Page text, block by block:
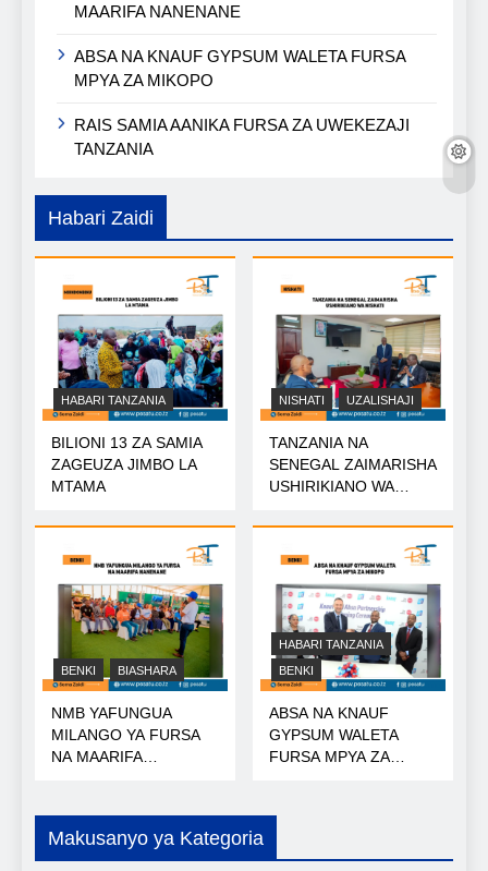
MAARIFA NANENANE
ABSA NA KNAUF GYPSUM WALETA FURSA
MPYA ZA MIKOPO
RAIS SAMIA AANIKA FURSA ZA UWEKEZAJI
TANZANIA
Habari Zaidi
HABARI TANZANIA
BILIONI 13 ZA SAMIA
ZAGEUZA JIMBO LA
MTAMA
NISHATI UZALISHAJI
TANZANIA NA
SENEGAL ZAIMARISHA
USHIRIKIANO WA
BENKI BIASHARA
NMB YAFUNGUA
MILANGO YA FURSA
NA MAARIFA
HABARI TANZANIA
BENKI
ABSA NA KNAUF
GYPSUM WALETA
FURSA MPYA ZA
Makusanyo ya Kategoria